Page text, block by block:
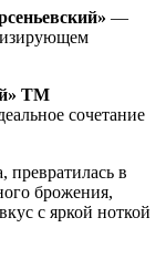
—
ТМ
сочетание
превратилась в
брожения,
с яркой ноткой